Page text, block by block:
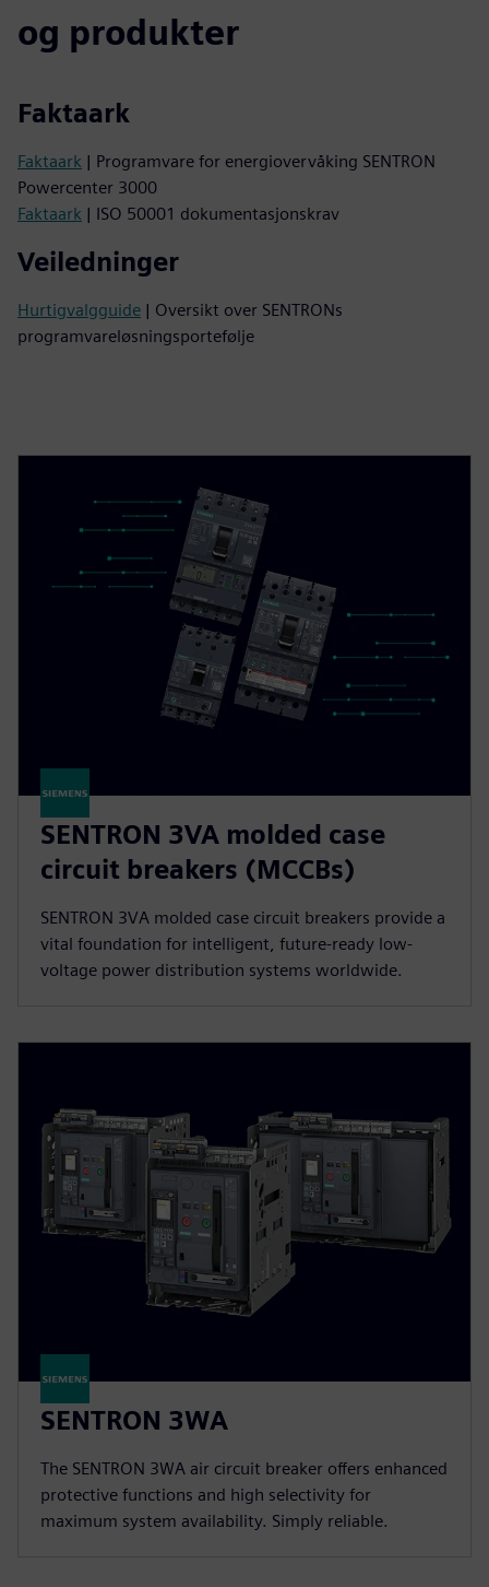
og produkter
Faktaark
Faktaark | Programvare for energiovervåking SENTRON
Powercenter 3000
Faktaark | ISO 50001 dokumentasjonskrav
Veiledninger
Hurtigvalgguide | Oversikt over SENTRONs
programvareløsningsportefølje
SENTRON 3VA molded case
circuit breakers (MCCBs)
SENTRON 3VA molded case circuit breakers provide a
vital foundation for intelligent, future-ready low-
voltage power distribution systems worldwide.
SENTRON 3WA
The SENTRON 3WA air circuit breaker offers enhanced
protective functions and high selectivity for
maximum system availability. Simply reliable.